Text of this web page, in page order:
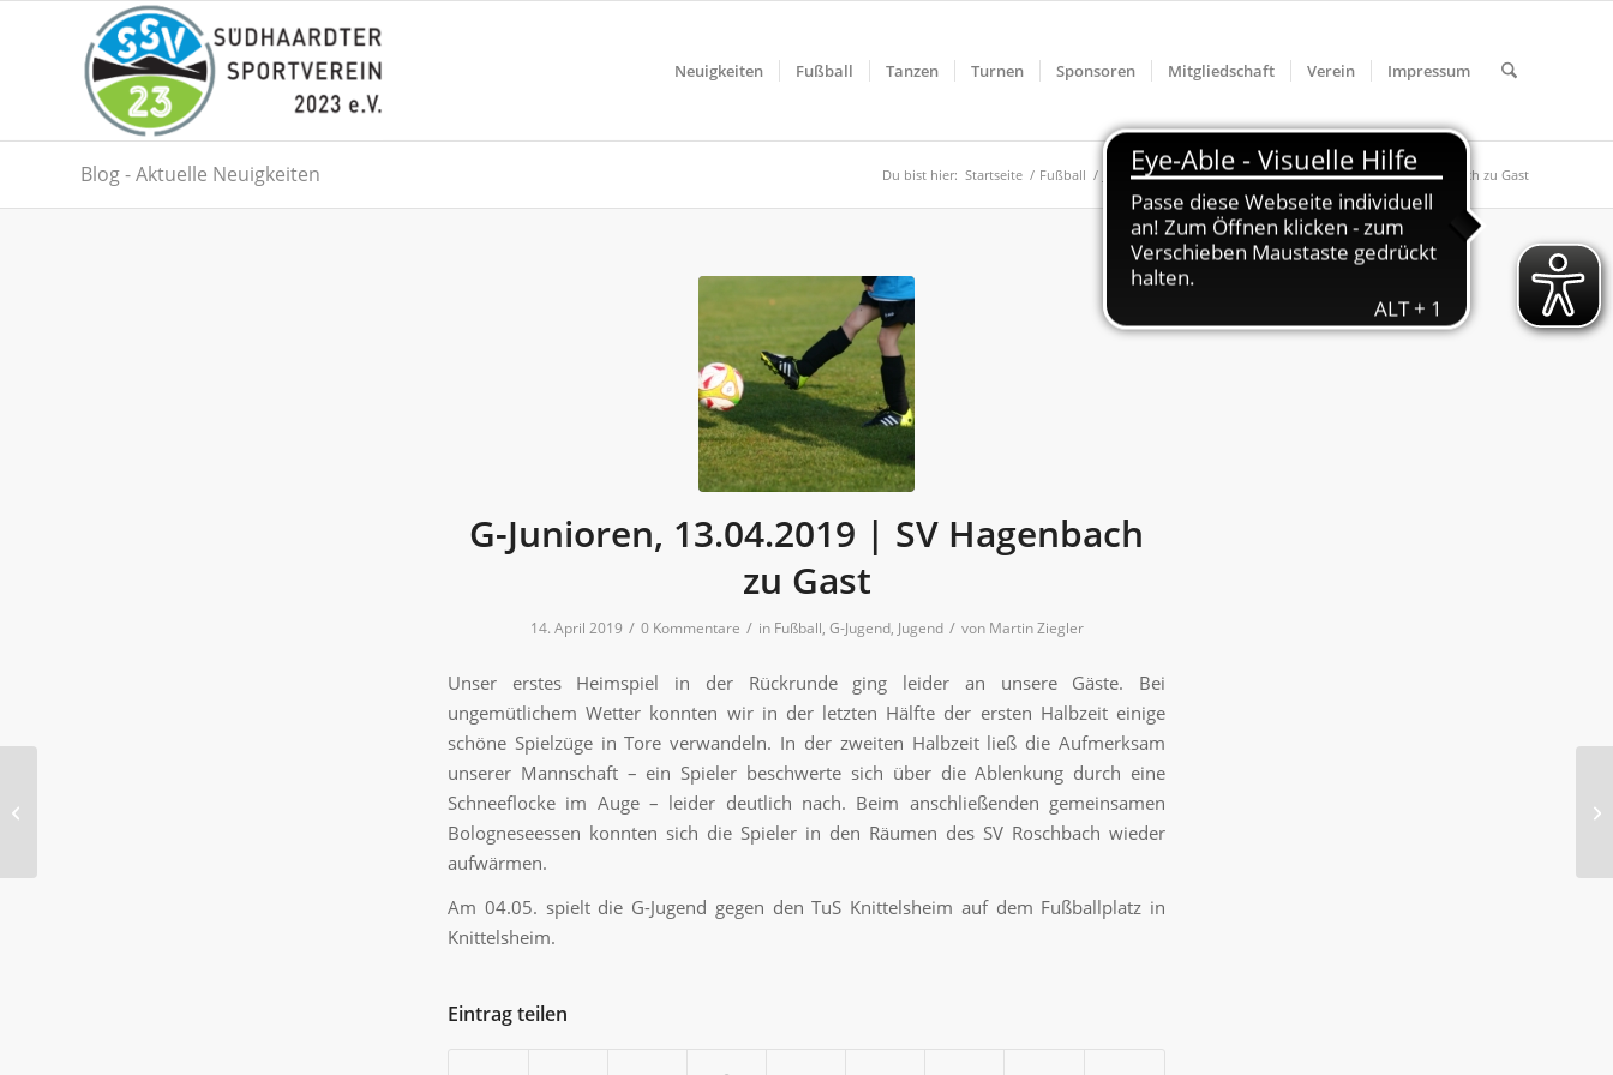
Neuigkeiten Fußball Tanzen Turnen Sponsoren Mitgliedschaft Verein Impressum
Blog - Aktuelle Neuigkeiten Du bist hier: Startseite / Fußball / Jugend / G-Jugend / G-Junioren, 13.04.2019 | SV Hagenbach zu Gast
G-Junioren, 13.04.2019 | SV Hagenbach
zu Gast
14. April 2019 / 0 Kommentare / in Fußball, G-Jugend, Jugend / von Martin Ziegler
Unser erstes Heimspiel in der Rückrunde ging leider an unsere Gäste. Bei
ungemütlichem Wetter konnten wir in der letzten Hälfte der ersten Halbzeit einige
schöne Spielzüge in Tore verwandeln. In der zweiten Halbzeit ließ die Aufmerksam
unserer Mannschaft – ein Spieler beschwerte sich über die Ablenkung durch eine
Schneeflocke im Auge – leider deutlich nach. Beim anschließenden gemeinsamen
Bologneseessen konnten sich die Spieler in den Räumen des SV Roschbach wieder
aufwärmen.
Am 04.05. spielt die G-Jugend gegen den TuS Knittelsheim auf dem Fußballplatz in
Knittelsheim.
Eintrag teilen